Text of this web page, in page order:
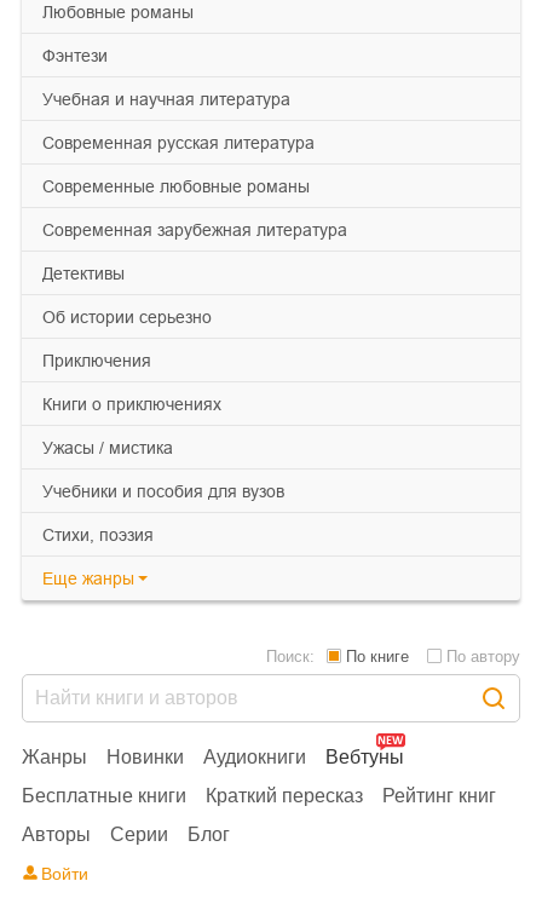
любовные романы
фэнтези
учебная и научная литература
современная русская литература
современные любовные романы
современная зарубежная литература
детективы
об истории серьезно
приключения
книги о приключениях
ужасы / мистика
учебники и пособия для вузов
cтихи, поэзия
Еще жанры
Жанры Новинки Аудиокниги
Вебтуны
Бесплатные книги
Краткий пересказ
Рейтинг книг
Авторы
Серии Блог
Поиск: По книге По автору
Войти